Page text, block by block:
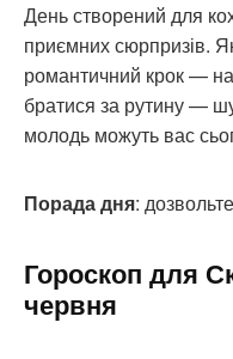
День створений для
приємних сюрпризів.
романтичний крок —
братися за рутину —
молодь можуть вас
Порада дня:
Гороскоп для
червня